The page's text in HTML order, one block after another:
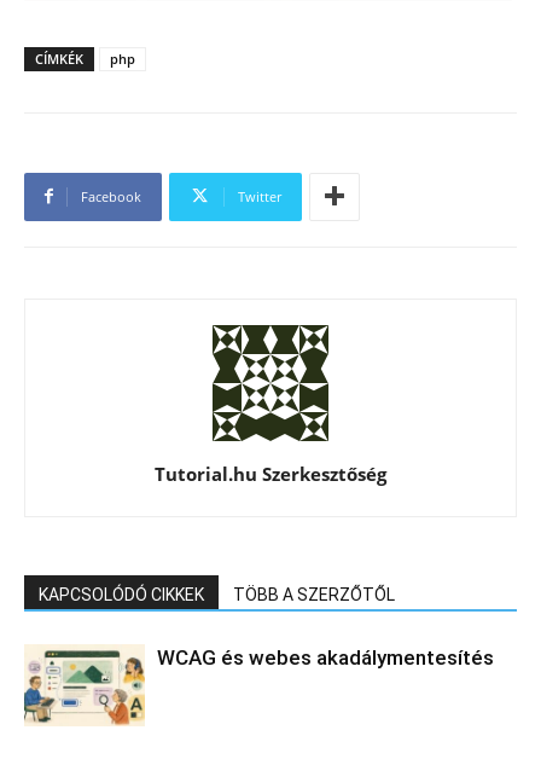
CÍMKÉK php
Facebook Twitter
Tutorial.hu Szerkesztőség
KAPCSOLÓDÓ CIKKEK TÖBB A SZERZŐTŐL
WCAG és webes akadálymentesítés